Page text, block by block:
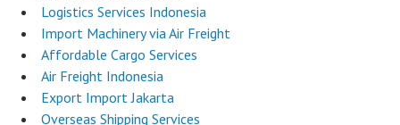
Logistics Services Indonesia
Import Machinery via Air Freight
Affordable Cargo Services
Air Freight Indonesia
Export Import Jakarta
Overseas Shipping Services